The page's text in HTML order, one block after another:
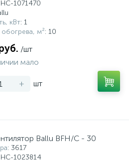
НС-1071470
кВт: 1
м²: 10
/шт
мало
+ шт
Ballu BFH/C - 30
: 3617
НС-1023814